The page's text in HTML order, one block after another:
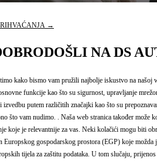
→
NA DS
kako bismo vam pružili najbolje iskustvo na našoj
funkcije kao što su sigurnost, upravljanje
putem različitih značajki kao što su
što vam nudimo. . Naša web stranica također može
koje je relevantnije za vas. Neki kolačići mogu biti
Europskog gospodarskog prostora (EGP) koje
tijela za zaštitu podataka. U tom slučaju,